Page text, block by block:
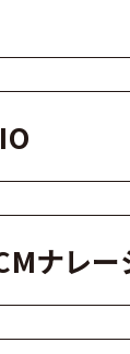
ナレー